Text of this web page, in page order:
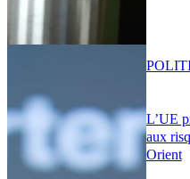
L’UE
aux
Orient